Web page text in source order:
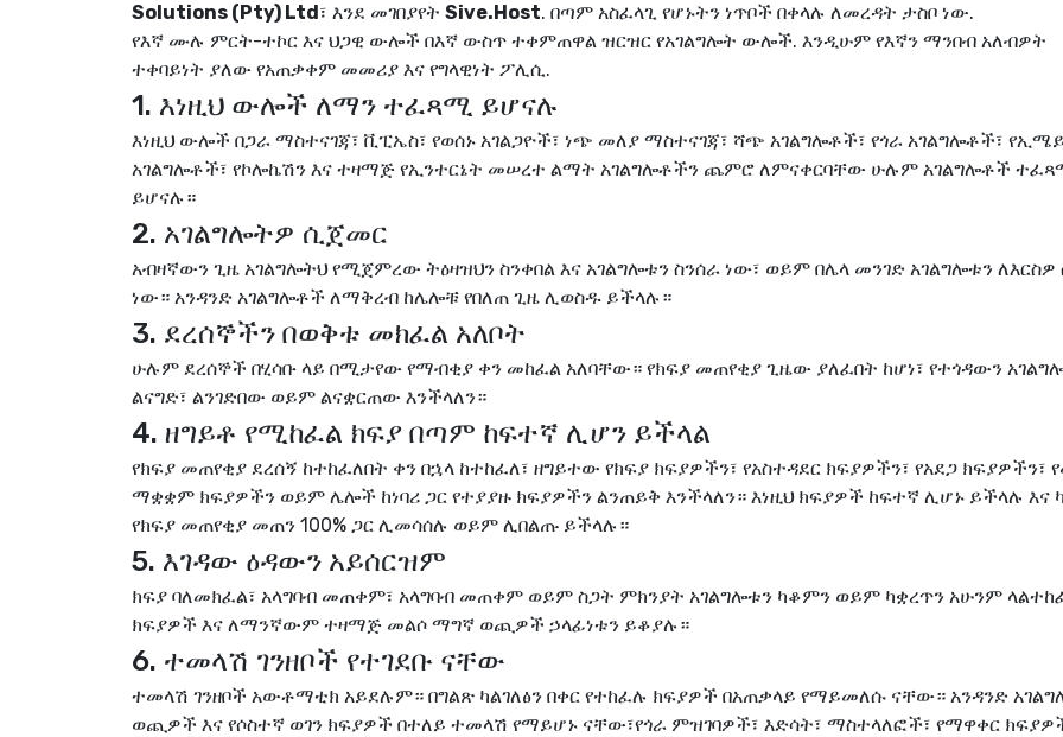
Solutions (Pty) Ltd፣ እንደ መገበያየት Sive.Host. በጣም አስፈላጊ የሆኑትን ነጥቦች በቀላሉ ለመረዳት ታስቦ ነው.
የእኛ ሙሉ ምርት-ተኮር እና ህጋዊ ውሎች በእኛ ውስጥ ተቀምጠዋል ዝርዝር የአገልግሎት ውሎች. እንዲሁም የእኛን ማንበብ አለብዎት
ተቀባይነት ያለው የአጠቃቀም መመሪያ እና የግላዊነት ፖሊሲ.
1. እነዚህ ውሎች ለማን ተፈጻሚ ይሆናሉ
እነዚህ ውሎች በጋራ ማስተናገጃ፣ ቪፒኤስ፣ የወሰኑ አገልጋዮች፣ ነጭ መለያ ማስተናገጃ፣ ሻጭ አገልግሎቶች፣ የጎራ አገልግሎቶች፣
አገልግሎቶች፣ የኮሎኬሽን እና ተዛማጅ የኢንተርኔት መሠረተ ልማት አገልግሎቶችን ጨምሮ ለምናቀርባቸው ሁሉም አገልግሎቶች
ይሆናሉ።
2. አገልግሎትዎ ሲጀመር
አብዛኛውን ጊዜ አገልግሎትህ የሚጀምረው ትዕዛዝህን ስንቀበል እና አገልግሎቱን ስንሰራ ነው፣ ወይም በሌላ መንገድ አገልግሎቱን ለእርስዎ
ነው። አንዳንድ አገልግሎቶች ለማቅረብ ከሌሎቹ የበለጠ ጊዜ ሊወስዱ ይችላሉ።
3. ደረሰኞችን በወቅቱ መክፈል አለቦት
ሁሉም ደረሰኞች በሂሳቡ ላይ በሚታየው የማብቂያ ቀን መከፈል አለባቸው። የክፍያ መጠየቂያ ጊዜው ያለፈበት ከሆነ፣ የተጎዳውን
ልናግድ፣ ልንገድበው ወይም ልናቋርጠው እንችላለን።
4. ዘግይቶ የሚከፈል ክፍያ በጣም ከፍተኛ ሊሆን ይችላል
የክፍያ መጠየቂያ ደረሰኝ ከተከፈለበት ቀን በኋላ ከተከፈለ፣ ዘግይተው የክፍያ ክፍያዎችን፣ የአስተዳደር ክፍያዎችን፣ የአደጋ ክፍያዎችን፣
ማቋቋም ክፍያዎችን ወይም ሌሎች ከነባሪ ጋር የተያያዙ ክፍያዎችን ልንጠይቅ እንችላለን። እነዚህ ክፍያዎች ከፍተኛ ሊሆኑ ይችላሉ እና
የክፍያ መጠየቂያ መጠን 100% ጋር ሊመሳሰሉ ወይም ሊበልጡ ይችላሉ።
5. እገዳው ዕዳውን አይሰርዝም
ክፍያ ባለመክፈል፣ አላግባብ መጠቀም፣ አላግባብ መጠቀም ወይም ስጋት ምክንያት አገልግሎቱን ካቆምን ወይም ካቋረጥን አሁንም
ክፍያዎች እና ለማንኛውም ተዛማጅ መልሶ ማግኛ ወጪዎች ኃላፊነቱን ይቆያሉ።
6. ተመላሽ ገንዘቦች የተገደቡ ናቸው
ተመላሽ ገንዘቦች አውቶማቲክ አይደሉም። በግልጽ ካልገለፅን በቀር የተከፈሉ ክፍያዎች በአጠቃላይ የማይመለሱ ናቸው። አንዳንድ
ወጪዎች እና የሶስተኛ ወገን ክፍያዎች በተለይ ተመላሽ የማይሆኑ ናቸው፣የጎራ ምዝገባዎች፣ እድሳት፣ ማስተላለፎች፣ የማዋቀር